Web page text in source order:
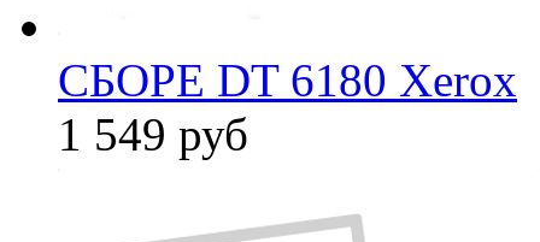
СБОРЕ DT 6180 Xerox
1 549 руб